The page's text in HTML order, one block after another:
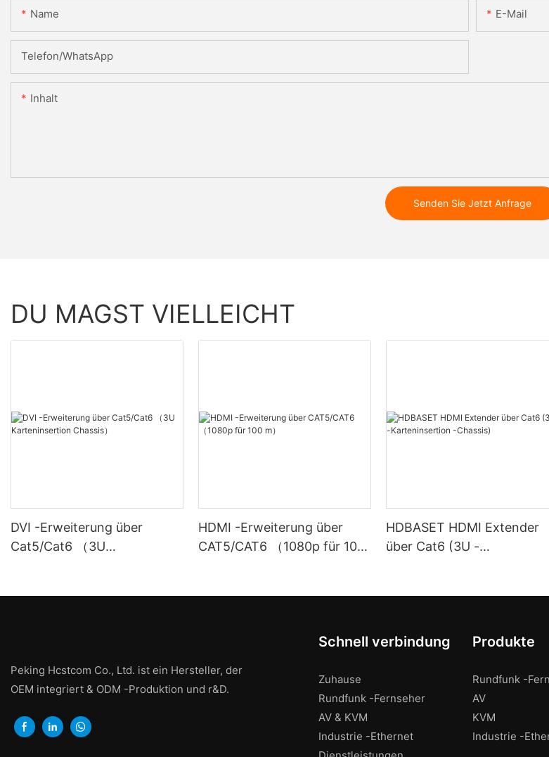
Name E-Mail
Telefon/WhatsApp
Inhalt
Senden Sie Jetzt Anfrage
DU MAGST VIELLEICHT
DVI -Erweiterung über
Cat5/Cat6 （3U
HDMI -Erweiterung über
CAT5/CAT6 （1080p für 100
HDBASET HDMI Extender
über Cat6 (3U -
Peking Hcstcom Co., Ltd. ist ein Hersteller, der
OEM integriert & ODM -Produktion und r&D.
Schnell verbindung
Zuhause
Rundfunk -Fernseher
AV & KVM
Industrie -Ethernet
Produkte
Rundfunk -
AV
KVM
Industrie -